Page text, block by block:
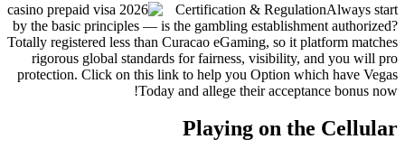
Certification & RegulationAlways start
by the basic principles — is the gambling establishment authorized?
Totally registered less than Curacao eGaming, so it platform matches
rigorous global standards for fairness, visibility, and you will pro
protection. Click on this link to help you Option which have Vegas
Today and allege their acceptance bonus now!
Playing on the Cellular